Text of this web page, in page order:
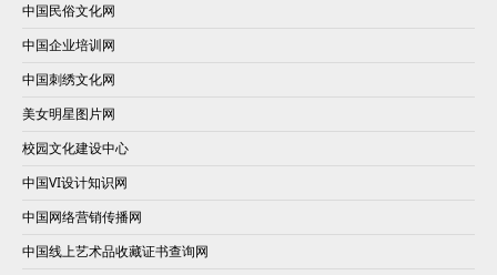
中国民俗文化网
中国企业培训网
中国刺绣文化网
美女明星图片网
校园文化建设中心
中国VI设计知识网
中国网络营销传播网
中国线上艺术品收藏证书查询网